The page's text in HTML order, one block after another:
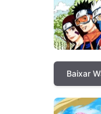
Baixar